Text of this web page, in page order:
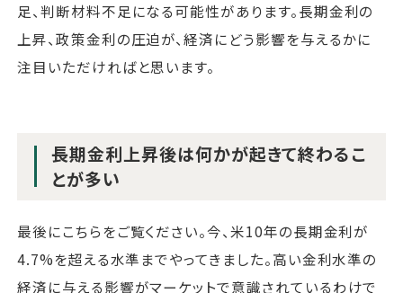
足、判断材料不足になる可能性があります。長期金利の
上昇、政策金利の圧迫が、経済にどう影響を与えるかに
注目いただければと思います。
長期金利上昇後は何かが起きて終わるこ
とが多い
最後にこちらをご覧ください。今、米10年の長期金利が
4.7%を超える水準までやってきました。高い金利水準の
経済に与える影響がマーケットで意識されているわけで